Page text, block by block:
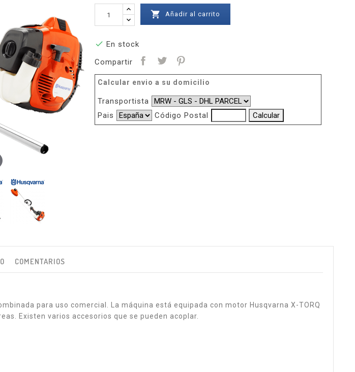
 Añadir al carrito
 En stock
Compartir
Calcular envio a su domicilio
Transportista
Pais
Código Postal
COMENTARIOS
para uso comercial. La máquina está equipada con motor Husqvarna X-TORQ
Existen varios accesorios que se pueden acoplar.